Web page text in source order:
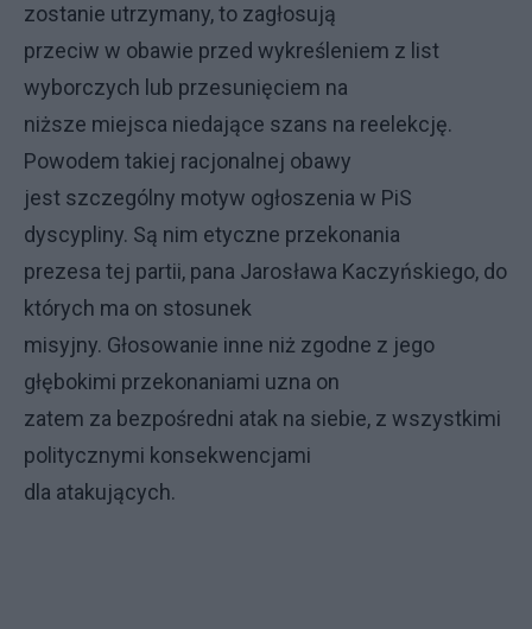
zostanie utrzymany, to zagłosują
przeciw w obawie przed wykreśleniem z list
wyborczych lub przesunięciem na
niższe miejsca niedające szans na reelekcję.
Powodem takiej racjonalnej obawy
jest szczególny motyw ogłoszenia w PiS
dyscypliny. Są nim etyczne przekonania
prezesa tej partii, pana Jarosława Kaczyńskiego, do
których ma on stosunek
misyjny. Głosowanie inne niż zgodne z jego
głębokimi przekonaniami uzna on
zatem za bezpośredni atak na siebie, z wszystkimi
politycznymi konsekwencjami
dla atakujących.